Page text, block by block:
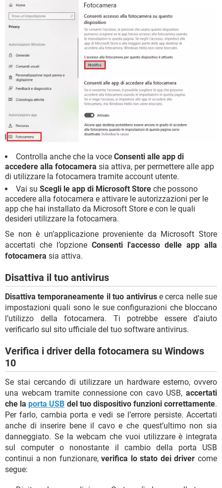
Controlla anche che la voce Consenti alle app di
accedere alla fotocamera sia attiva, per permettere alle app
di utilizzare la fotocamera tramite account utente.
Vai su Scegli le app di Microsoft Store che possono
accedere alla fotocamera e attivare le autorizzazioni per le
app che hai installato da Microsoft Store e con le quali
desideri utilizzare la fotocamera.
Se non è un’applicazione proveniente da Microsoft Store
accertati che l’opzione Consenti l'accesso delle app alla
fotocamera sia attiva.
Disattiva il tuo antivirus
Disattiva temporaneamente il tuo antiviruse cerca nelle sue
impostazioni quali sono le sue configurazioni che bloccano
l’utilizzo della fotocamera. Ti potrebbe essere d’aiuto
verificarlo sul sito ufficiale del tuo software antivirus.
Verifica i driver della fotocamera su Windows
10
Se stai cercando di utilizzare un hardware esterno, ovvero
una webcam tramite connessione con cavo USB, accertati
che laporta USB del tuo dispositivo funzioni correttamente.
Per farlo, cambia porta e vedi se l’errore persiste. Accertati
anche di inserire bene il cavo e che quest’ultimo non sia
danneggiato. Se la webcam che vuoi utilizzare è integrata
sul computer o nonostante il cambio della porta USB
continui a non funzionare,verifica lo stato dei driver come
segue: